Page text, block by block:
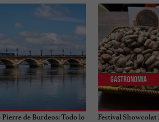
de Burdeos: Todo lo Festival Showcolat
Gastronomia